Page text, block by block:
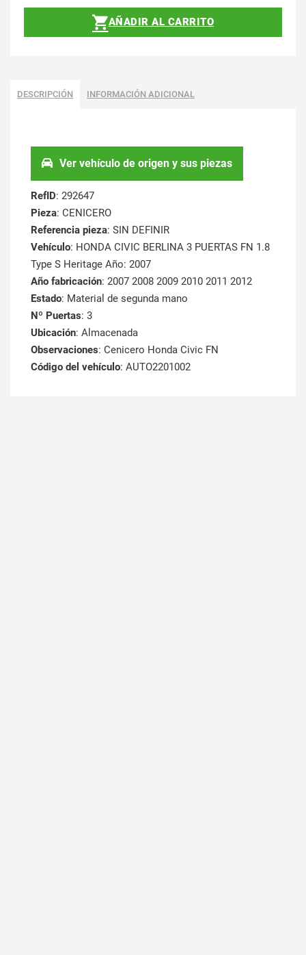
AÑADIR AL CARRITO
DESCRIPCIÓN INFORMACIÓN ADICIONAL
Ver vehículo de origen y sus piezas
RefID: 292647
Pieza: CENICERO
Referencia pieza: SIN DEFINIR
Vehículo: HONDA CIVIC BERLINA 3 PUERTAS FN 1.8
Type S Heritage Año: 2007
Año fabricación: 2007 2008 2009 2010 2011 2012
Estado: Material de segunda mano
Nº Puertas: 3
Ubicación: Almacenada
Observaciones: Cenicero Honda Civic FN
Código del vehículo: AUTO2201002